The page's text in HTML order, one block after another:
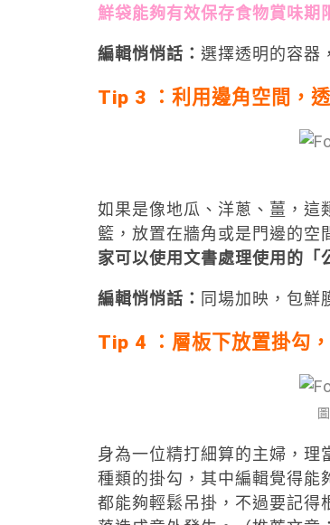
鮮袋能夠有效保存食物賞味期
編輯悄悄話： 選擇透明的容器
Tip 3 ：利用邊角空間，
如果是像地瓜、洋蔥、薑，這
籃，放置在牆角或是門邊的空
家可以使用文書處理使用的「
編輯悄悄話： 同場加映，包鮮
Tip 4 ：層板下放置掛勾
身為一位精打細算的主婦，理
種類的掛勾，其中編輯覺得能
都能夠輕鬆吊掛，不過要記得